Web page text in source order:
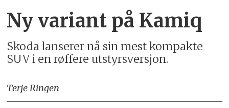
Ny variant på Kamiq
Skoda lanserer nå sin mest kompakte
SUV i en røffere utstyrsversjon.
Terje Ringen